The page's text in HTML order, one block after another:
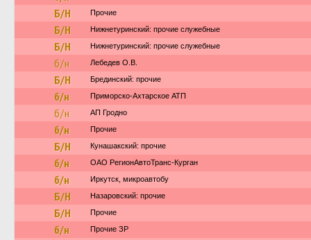
Б/Н
Прочие
Б/Н Нижнетуринский: прочие служебные
Б/Н Нижнетуринский: прочие служебные
б/н Лебедев О.В.
Б/Н Брединский: прочие
б/н Приморско-Ахтарское АТП
б/н АП Гродно
б/н Прочие
Б/Н Кунашакский: прочие
б/н ОАО РегионАвтоТранс-Курган
б/н Иркутск, микроавтобу
Б/Н Назаровский: прочие
Б/Н Прочие
б/н Прочие ЗР